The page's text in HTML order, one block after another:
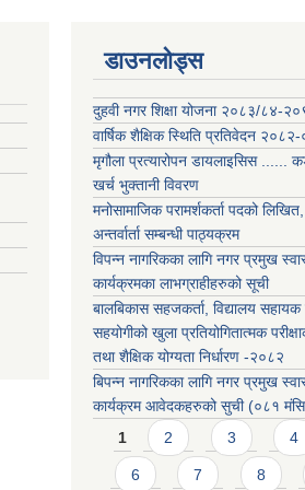
डाउनलोड्स
दुहवी नगर शिक्षा योजना २०८३/८४-
वार्षिक शैक्षिक स्थिति प्रतिवेदन
मृगौला प्रत्यारोपन डायलाइसिस ......
खर्च भुक्तानी विवरण
मनोसामाजिक परामर्शकर्ता पदको
अन्तर्वार्ता सम्बन्धी पाठ्यक्रम
विपन्न नागरिकका लागि नगर प्रमुख
कार्यक्रमका लाभग्राहीहरुको सूची
बालबिकास सहजकर्ता, विद्यालय सहायक
सहयोगीको खुला प्रतियोगितात्मक
तथा शैक्षिक योग्यता निर्धारण -२०८२
बिपन्न नागरिकका लागि नगर प्रमुख
कार्यक्रम आवेदकहरुको सुची (०८१
Pages
1 2 3 4
6 7 8